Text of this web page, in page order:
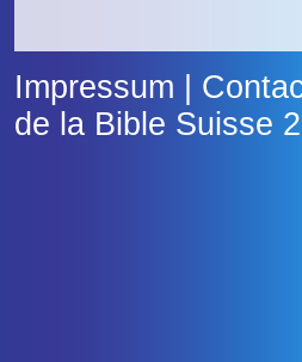
Impressum
de la Bible Suisse